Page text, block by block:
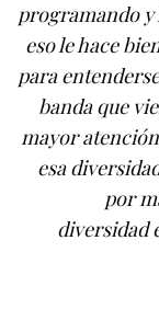
programando y
eso le hace
para
banda que
mayor
esa
por
diversidad